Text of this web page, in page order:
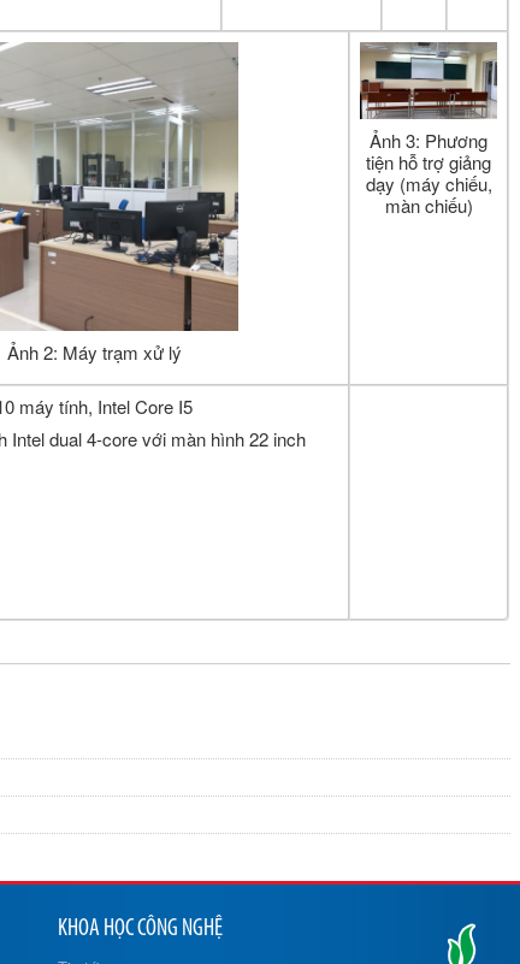
Ảnh 2: Máy trạm xử lý
Ảnh 3: Phương
tiện hỗ trợ giảng
dạy (máy chiếu,
màn chiếu)
máy tính, Intel Core I5
Intel dual 4-core với màn hình 22 inch
KHOA HỌC CÔNG NGHỆ